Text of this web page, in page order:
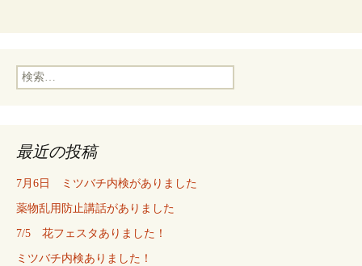
検
索:
最近の投稿
7月6日 ミツバチ内検がありました
薬物乱用防止講話がありました
7/5 花フェスタありました！
ミツバチ内検ありました！